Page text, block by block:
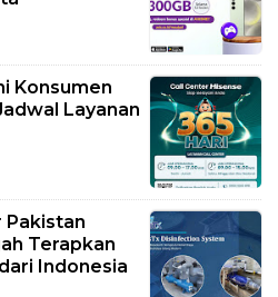
Konsumen
Layanan
Pakistan
Terapkan
Indonesia